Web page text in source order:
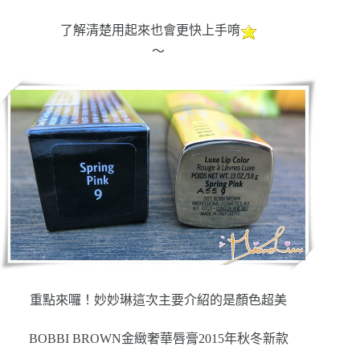
了解清楚用起來也會更快上手唷
～
重點來囉！妙妙琳這次主要介紹的是顏色超美
BOBBI BROWN金緻奢華唇膏2015年秋冬新款